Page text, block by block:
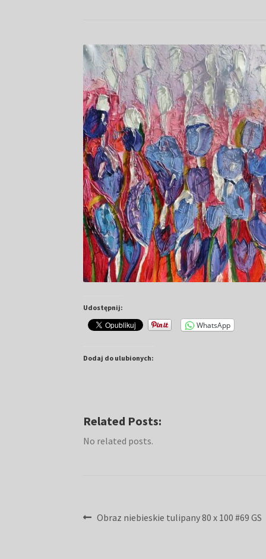
Udostępnij:
WhatsApp
Dodaj do ulubionych:
Related Posts:
No related posts.
Nawigacja
Poprzedni
Obraz niebieskie tulipany 80 x 100 #69 GS